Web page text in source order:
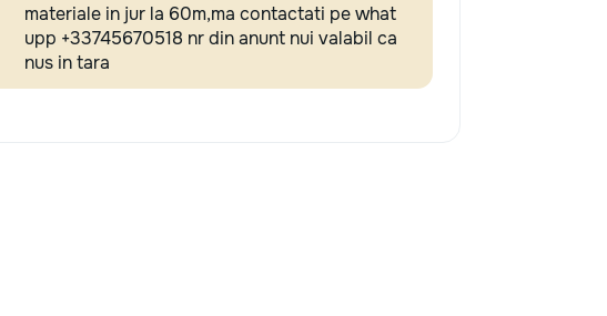
materiale in jur la 60m,ma contactati pe what
upp +33745670518 nr din anunt nui valabil ca
nus in tara